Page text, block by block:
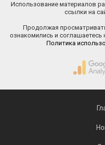
Использование материалов
ссылки на
Продолжая
ознакомились и
Политика